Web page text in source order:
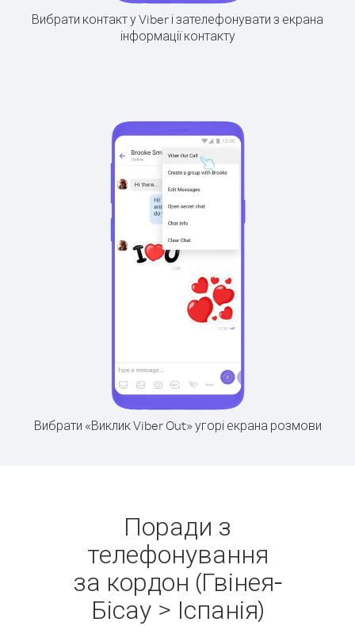
Вибрати контакт у Viber і зателефонувати з екрана
інформації контакту
Вибрати «Виклик Viber Out» угорі екрана розмови
Поради з
телефонування
за кордон (Гвінея-
Бісау > Іспанія)